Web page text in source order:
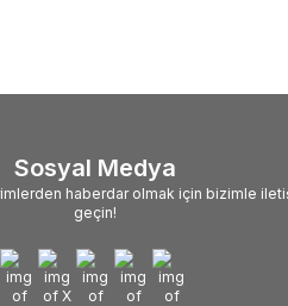
Sosyal Medya
haberdar olmak için bizimle
geçin!